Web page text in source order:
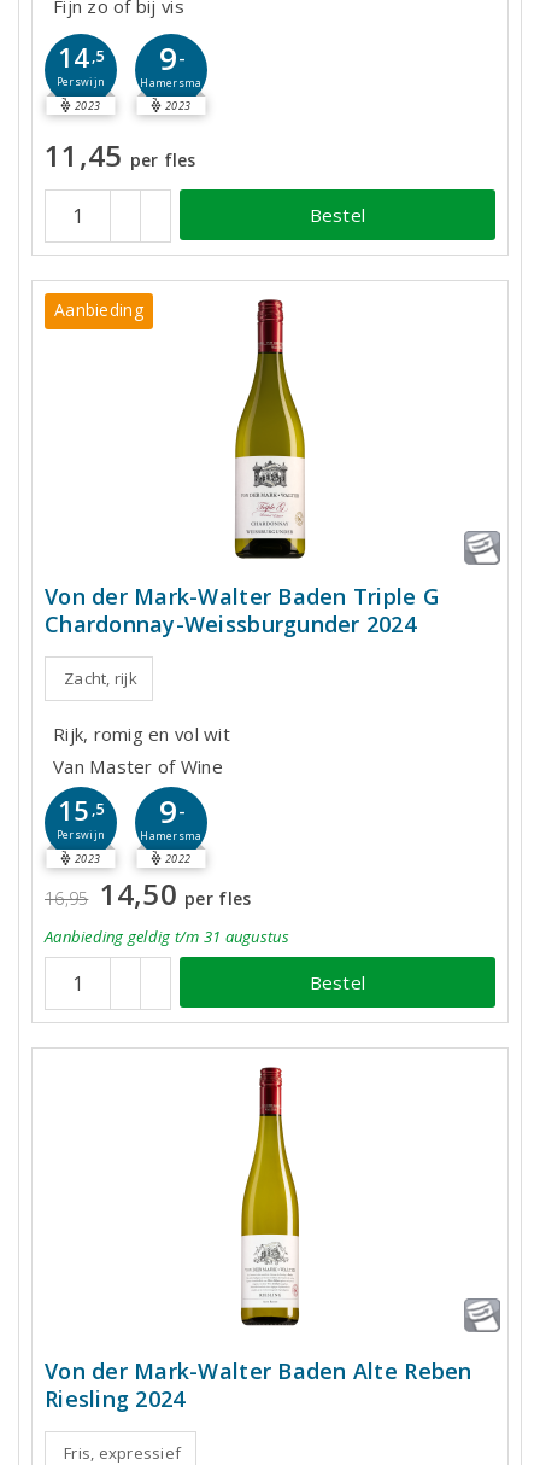
Fijn zo of bij vis
14,5
Perswijn
2023
9-
Hamersma
2023
11,45 per fles
Bestel
Aanbieding
Von der Mark-Walter Baden Triple G
Chardonnay-Weissburgunder 2024
Zacht, rijk
Rijk, romig en vol wit
Van Master of Wine
15 ,5
Perswijn
2023
9-
Hamersma
2022
16,95 14,50 per fles
Aanbieding geldig t/m 31 augustus
Bestel
Von der Mark-Walter Baden Alte Reben
Riesling 2024
Fris, expressief